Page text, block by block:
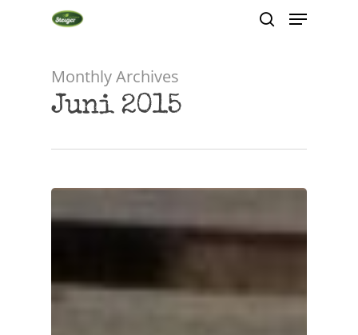
Hit enter to search or ESC to close
Monthly Archives
Juni 2015